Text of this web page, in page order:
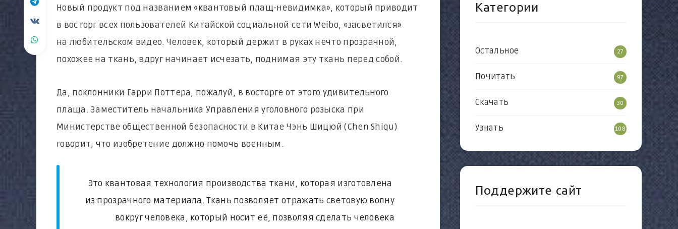
Новый продукт под названием «квантовый плащ-невидимка», который приводит
в восторг всех пользователей Китайской социальной сети Weibo, «засветился»
на любительском видео. Человек, который держит в руках нечто прозрачной,
похожее на ткань, вдруг начинает исчезать, поднимая эту ткань перед собой.
Да, поклонники Гарри Поттера, пожалуй, в восторге от этого удивительного
плаща. Заместитель начальника Управления уголовного розыска при
Министерстве общественной безопасности в Китае Чэнь Шицюй (Chen Shiqu)
говорит, что изобретение должно помочь военным.
Это квантовая технология производства ткани, которая изготовлена ​​
из прозрачного материала. Ткань позволяет отражать световую волну
вокруг человека, который носит её, позволяя сделать человека
Категории
Остальное 27
Почитать 97
Скачать 30
Узнать 108
Поддержите сайт